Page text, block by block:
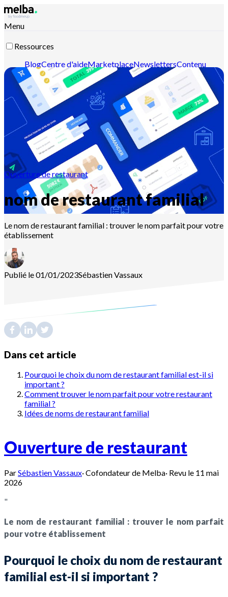
Menu
Ressources
BlogCentre d'aideMarketplaceNewslettersContenu
intelligentDocumentation APIDocumentation MCP
Contactez-nousDécouvrir melba
Ouverture de restaurant
nom de restaurant familial
Le nom de restaurant familial : trouver le nom parfait pour votre
établissement
Publié le 01/01/2023SébastienVassaux
Dans cet article
Pourquoi le choix du nom de restaurant familial est-il si
important ?
Comment trouver le nom parfait pour votre restaurant
familial ?
Idées de noms de restaurant familial
Ouverture de restaurant
ParSébastien Vassaux·Cofondateur de Melba· Revu le 11 mai
2026
"
Le nom de restaurant familial : trouver le nom parfait
pour votre établissement
Pourquoi le choix du nom de restaurant
familial est-il si important ?